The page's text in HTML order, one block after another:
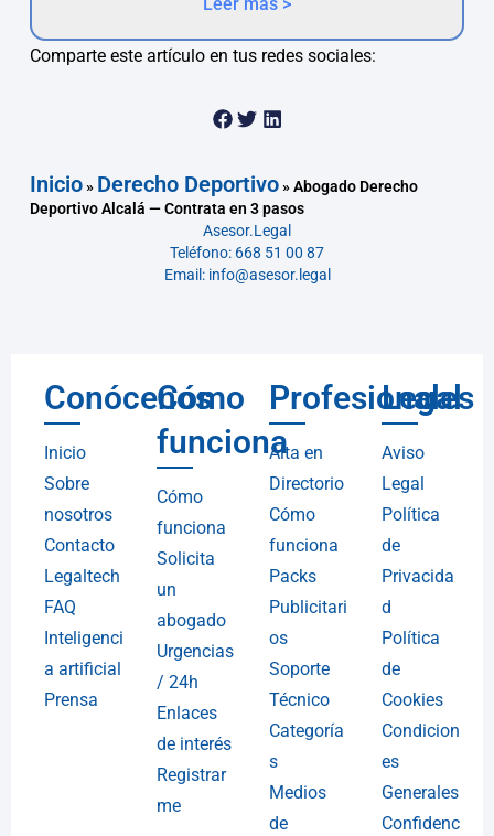
Comparte este artículo en tus redes sociales:
Inicio» Derecho Deportivo»Abogado Derecho
Deportivo Alcalá — Contrata en 3 pasos
Asesor.Legal
Teléfono: 668 51 00 87
Email: info@asesor.legal
Conócenos
Inicio
Sobre
nosotros
Contacto
Legaltech
FAQ
Inteligenci
a artificial
Prensa
Cómo
funciona
Cómo
funciona
Solicita
un
abogado
Urgencias
/ 24h
Enlaces
de interés
Registrar
me
Profesionales
Alta en
Directorio
Cómo
funciona
Packs
Publicitari
os
Soporte
Técnico
Categoría
s
Medios
de
Legal
Aviso
Legal
Política
de
Privacida
d
Política
de
Cookies
Condicion
es
Generales
Confidenc